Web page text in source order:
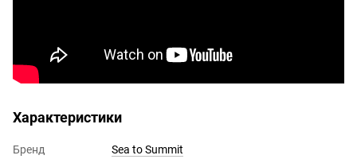
Характеристики
Бренд
Sea to Summit